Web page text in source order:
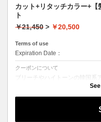
カット+リタッチカラー+
ト
￥21,450 > ￥20,500
Terms of use
Expiration Date：
クーポンについて
ブリーチやハイトーンの韓国
女も夢中！全ての世代、髪質、